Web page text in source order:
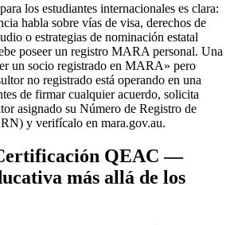
los estudiantes internacionales es clara:
habla sobre vías de visa, derechos de
o estrategias de nominación estatal
poseer un registro MARA personal. Una
un socio registrado en MARA» pero
no registrado está operando en una
de firmar cualquier acuerdo, solicita
asignado su Número de Registro de
y verifícalo en mara.gov.au.
QEAC —
más allá de los